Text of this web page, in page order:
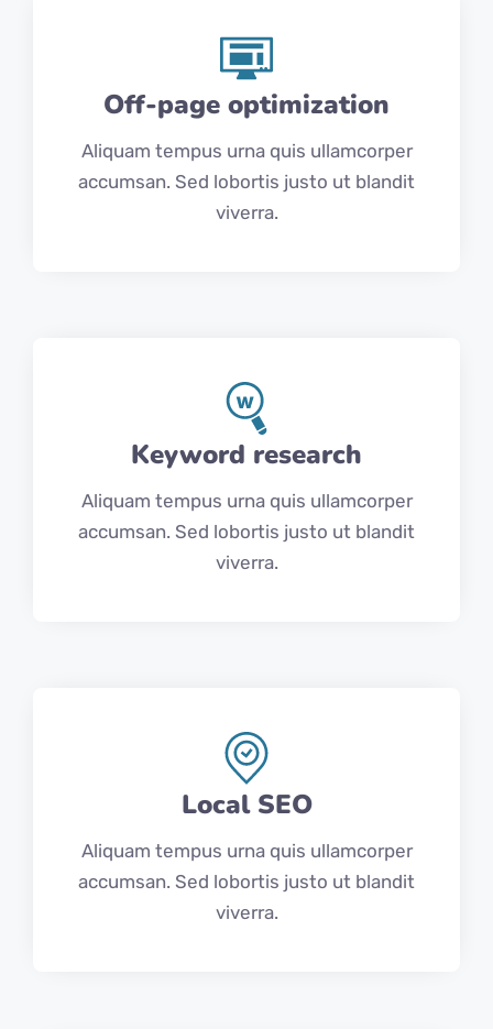
Off-page optimization
Aliquam tempus urna quis ullamcorper
accumsan. Sed lobortis justo ut blandit
viverra.
Keyword research
Aliquam tempus urna quis ullamcorper
accumsan. Sed lobortis justo ut blandit
viverra.
Local SEO
Aliquam tempus urna quis ullamcorper
accumsan. Sed lobortis justo ut blandit
viverra.